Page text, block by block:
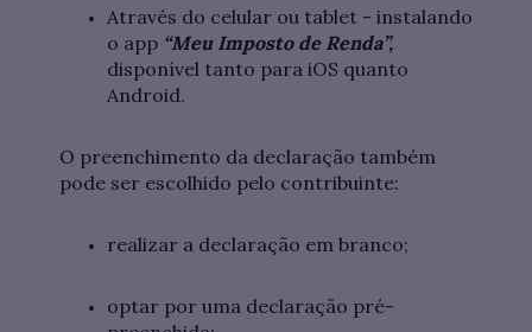
Através do celular ou tablet - instalando
o app “Meu Imposto de Renda”,
disponível tanto para iOS quanto
Android.
O preenchimento da declaração também
pode ser escolhido pelo contribuinte:
realizar a declaração em branco;
optar por uma declaração pré-